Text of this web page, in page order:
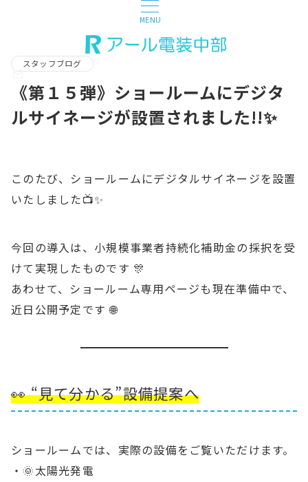
MENU
スタッフブログ
《第１５弾》ショールームにデジタ
ルサイネージが設置されました!!✨
このたび、ショールームにデジタルサイネージを設置
いたしました📺✨
今回の導入は、小規模事業者持続化補助金の採択を受
けて実現したものです 🎊
あわせて、ショールーム専用ページも現在準備中で、
近日公開予定です 🌐
👀 “見て分かる”設備提案へ
ショールームでは、実際の設備をご覧いただけます。
・🌞太陽光発電